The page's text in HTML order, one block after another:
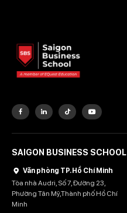
SAIGON BUSINESS SCHOOL
Văn phòng TP. Hồ Chí Minh
Tòa nhà Audri, Số 7, Đường 23,
Phường Tân Mỹ,Thành phố Hồ Chí
Minh